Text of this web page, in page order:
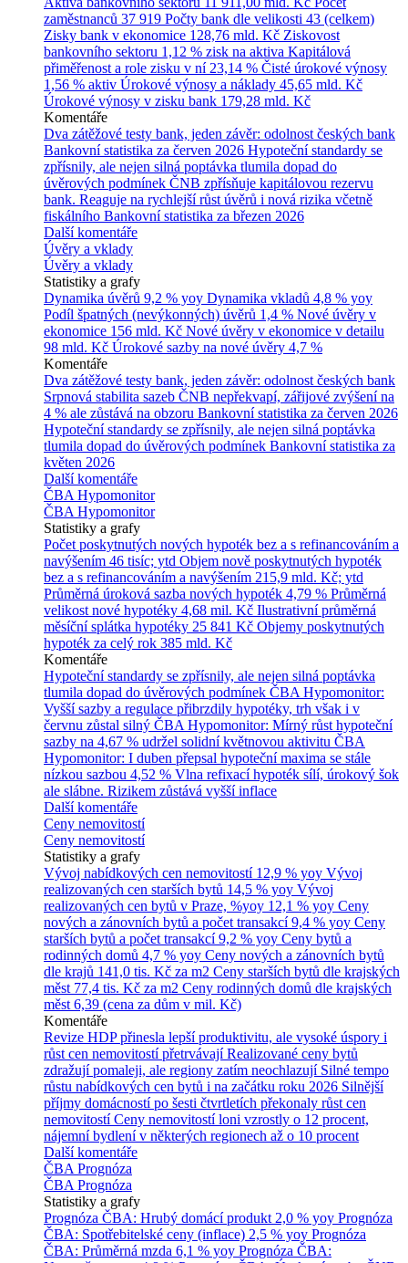
zaměstnanců 37 919 Počty bank dle velikosti 43 (celkem)
Zisky bank v ekonomice 128,76 mld. Kč Ziskovost
bankovního sektoru 1,12 % zisk na aktiva Kapitálová
přiměřenost a role zisku v ní 23,14 % Čisté úrokové výnosy
1,56 % aktiv Úrokové výnosy a náklady 45,65 mld. Kč
Úrokové výnosy v zisku bank 179,28 mld. Kč
Komentáře
Dva zátěžové testy bank, jeden závěr: odolnost českých bank
Bankovní statistika za červen 2026 Hypoteční standardy se
zpřísnily, ale nejen silná poptávka tlumila dopad do
úvěrových podmínek ČNB zpřísňuje kapitálovou rezervu
bank. Reaguje na rychlejší růst úvěrů i nová rizika včetně
fiskálního Bankovní statistika za březen 2026
Další komentáře
Úvěry a vklady
Úvěry a vklady
Statistiky a grafy
Dynamika úvěrů 9,2 % yoy Dynamika vkladů 4,8 % yoy
Podíl špatných (nevýkonných) úvěrů 1,4 % Nové úvěry v
ekonomice 156 mld. Kč Nové úvěry v ekonomice v detailu
98 mld. Kč Úrokové sazby na nové úvěry 4,7 %
Komentáře
Dva zátěžové testy bank, jeden závěr: odolnost českých bank
Srpnová stabilita sazeb ČNB nepřekvapí, zářijové zvýšení na
4 % ale zůstává na obzoru Bankovní statistika za červen 2026
Hypoteční standardy se zpřísnily, ale nejen silná poptávka
tlumila dopad do úvěrových podmínek Bankovní statistika za
květen 2026
Další komentáře
ČBA Hypomonitor
ČBA Hypomonitor
Statistiky a grafy
Počet poskytnutých nových hypoték bez a s refinancováním a
navýšením 46 tisíc; ytd Objem nově poskytnutých hypoték
bez a s refinancováním a navýšením 215,9 mld. Kč; ytd
Průměrná úroková sazba nových hypoték 4,79 % Průměrná
velikost nové hypotéky 4,68 mil. Kč Ilustrativní průměrná
měsíční splátka hypotéky 25 841 Kč Objemy poskytnutých
hypoték za celý rok 385 mld. Kč
Komentáře
Hypoteční standardy se zpřísnily, ale nejen silná poptávka
tlumila dopad do úvěrových podmínek ČBA Hypomonitor:
Vyšší sazby a regulace přibrzdily hypotéky, trh však i v
červnu zůstal silný ČBA Hypomonitor: Mírný růst hypoteční
sazby na 4,67 % udržel solidní květnovou aktivitu ČBA
Hypomonitor: I duben přepsal hypoteční maxima se stále
nízkou sazbou 4,52 % Vlna refixací hypoték sílí, úrokový šok
ale slábne. Rizikem zůstává vyšší inflace
Další komentáře
Ceny nemovitostí
Ceny nemovitostí
Statistiky a grafy
Vývoj nabídkových cen nemovitostí 12,9 % yoy Vývoj
realizovaných cen starších bytů 14,5 % yoy Vývoj
realizovaných cen bytů v Praze, %yoy 12,1 % yoy Ceny
nových a zánovních bytů a počet transakcí 9,4 % yoy Ceny
starších bytů a počet transakcí 9,2 % yoy Ceny bytů a
rodinných domů 4,7 % yoy Ceny nových a zánovních bytů
dle krajů 141,0 tis. Kč za m2 Ceny starších bytů dle krajských
měst 77,4 tis. Kč za m2 Ceny rodinných domů dle krajských
měst 6,39 (cena za dům v mil. Kč)
Komentáře
Revize HDP přinesla lepší produktivitu, ale vysoké úspory i
růst cen nemovitostí přetrvávají Realizované ceny bytů
zdražují pomaleji, ale regiony zatím neochlazují Silné tempo
růstu nabídkových cen bytů i na začátku roku 2026 Silnější
příjmy domácností po šesti čtvrtletích překonaly růst cen
nemovitostí Ceny nemovitostí loni vzrostly o 12 procent,
nájemní bydlení v některých regionech až o 10 procent
Další komentáře
ČBA Prognóza
ČBA Prognóza
Statistiky a grafy
Prognóza ČBA: Hrubý domácí produkt 2,0 % yoy Prognóza
ČBA: Spotřebitelské ceny (inflace) 2,5 % yoy Prognóza
ČBA: Průměrná mzda 6,1 % yoy Prognóza ČBA: